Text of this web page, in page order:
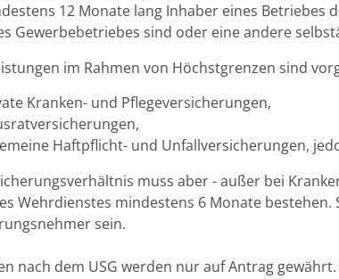
12 Monate lang Inhaber eines Betriebes
Gewerbebetriebes sind oder eine andere
im Rahmen von Höchstgrenzen sind
Kranken- und Pflegeversicherungen,
Haftpflicht- und Unfallversicherungen,
muss aber - außer bei
Wehrdienstes mindestens 6 Monate bestehen.
sein.
nach dem USG werden nur auf Antrag